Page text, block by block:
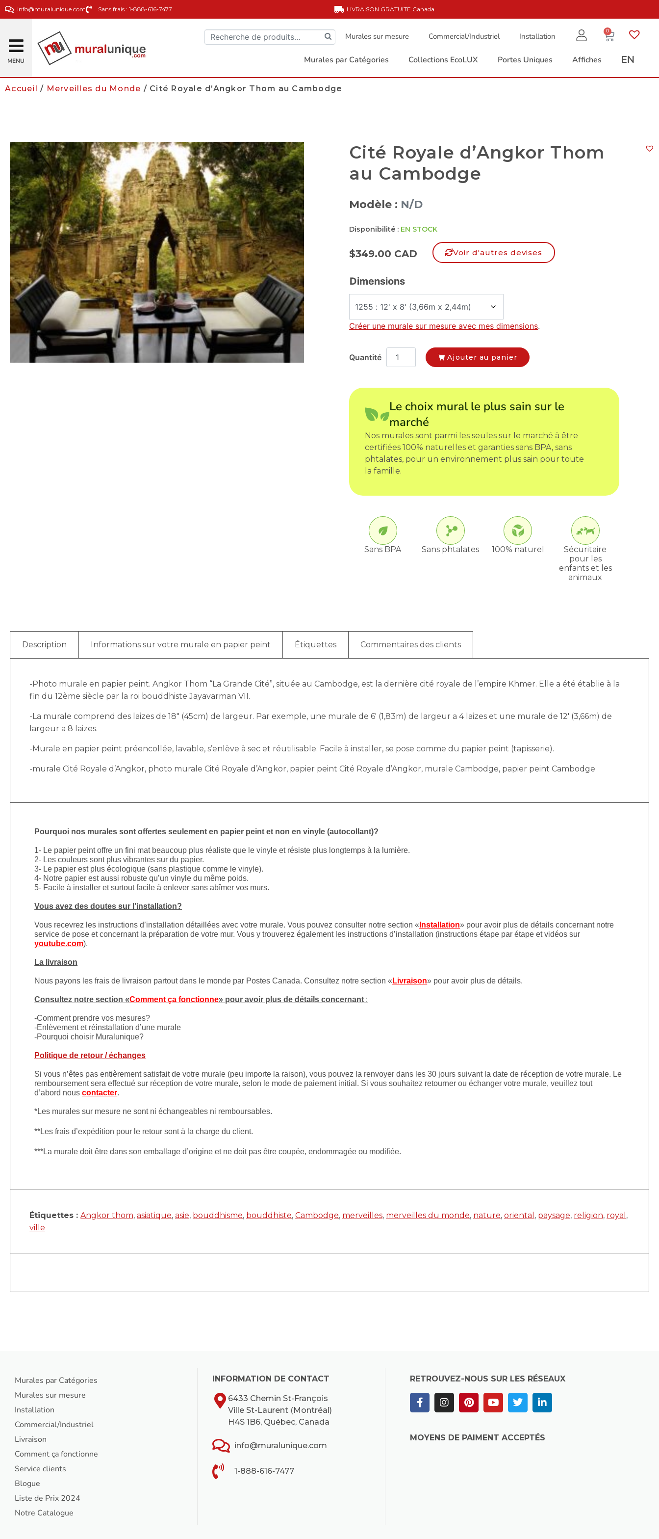
info@muralunique.com Sans frais : 1-888-616-7477 LIVRAISON GRATUITE Canada
MENU
Murales sur mesure Commercial/Industriel Installation
0
Murales par Catégories Collections EcoLUX Portes Uniques Affiches EN
Accueil / Merveilles du Monde / Cité Royale d’Angkor Thom au Cambodge
Cité Royale d’Angkor Thom
au Cambodge
Modèle : N/D
Disponibilité : EN STOCK
$349.00 CAD Voir d'autres devises
Dimensions
Créer une murale sur mesure avec mes dimensions.
Ajouter au panier
Le choix mural le plus sain sur le
marché
Nos murales sont parmi les seules sur le marché à être
certifiées 100% naturelles et garanties sans BPA, sans
phtalates, pour un environnement plus sain pour toute
la famille.
Sans BPA Sans phtalates 100% naturel
Sécuritaire
pour les
enfants et les
animaux
Description Informations sur votre murale en papier peint Étiquettes Commentaires des clients
-Photo murale en papier peint. Angkor Thom “La Grande Cité”, située au Cambodge, est la dernière cité royale de l’empire Khmer. Elle a été établie à la
fin du 12ème siècle par la roi bouddhiste Jayavarman VII.
-La murale comprend des laizes de 18″ (45cm) de largeur. Par exemple, une murale de 6′ (1,83m) de largeur a 4 laizes et une murale de 12′ (3,66m) de
largeur a 8 laizes.
-Murale en papier peint préencollée, lavable, s’enlève à sec et réutilisable. Facile à installer, se pose comme du papier peint (tapisserie).
-murale Cité Royale d’Angkor, photo murale Cité Royale d’Angkor, papier peint Cité Royale d’Angkor, murale Cambodge, papier peint Cambodge
Pourquoi nos murales sont offertes seulement en papier peint et non en vinyle (autocollant)?
1- Le papier peint offre un fini mat beaucoup plus réaliste que le vinyle et résiste plus longtemps à la lumière.
2- Les couleurs sont plus vibrantes sur du papier.
3- Le papier est plus écologique (sans plastique comme le vinyle).
4- Notre papier est aussi robuste qu’un vinyle du même poids.
5- Facile à installer et surtout facile à enlever sans abîmer vos murs.
Vous avez des doutes sur l’installation?
Vous recevrez les instructions d’installation détaillées avec votre murale. Vous pouvez consulter notre section « Installation» pour avoir plus de détails concernant notre
service de pose et concernant la préparation de votre mur. Vous y trouverez également les instructions d’installation (instructions étape par étape et vidéos sur
youtube.com).
La livraison
Nous payons les frais de livraison partout dans le monde par Postes Canada. Consultez notre section « Livraison» pour avoir plus de détails.
Consultez notre section «Comment ça fonctionne» pour avoir plus de détails concernant :
-Comment prendre vos mesures?
-Enlèvement et réinstallation d’une murale
-Pourquoi choisir Muralunique?
Politique de retour / échanges
Si vous n’êtes pas entièrement satisfait de votre murale (peu importe la raison), vous pouvez la renvoyer dans les 30 jours suivant la date de réception de votre murale. Le
remboursement sera effectué sur réception de votre murale, selon le mode de paiement initial. Si vous souhaitez retourner ou échanger votre murale, veuillez tout
d’abord nouscontacter.
*Les murales sur mesure ne sont ni échangeables ni remboursables.
**Les frais d’expédition pour le retour sont à la charge du client.
***La murale doit être dans son emballage d’origine et ne doit pas être coupée, endommagée ou modifiée.
Étiquettes :Angkor thom,asiatique,asie, bouddhisme, bouddhiste,Cambodge, merveilles, merveilles du monde, nature,oriental , paysage, religion, royal ,
ville
Murales par Catégories
Murales sur mesure
Installation
Commercial/Industriel
Livraison
Comment ça fonctionne
Service clients
Blogue
Liste de Prix 2024
Notre Catalogue
INFORMATION DE CONTACT
6433 Chemin St-François
Ville St-Laurent (Montréal)
H4S 1B6, Québec, Canada
info@muralunique.com
1-888-616-7477
RETROUVEZ-NOUS SUR LES RÉSEAUX
MOYENS DE PAIMENT ACCEPTÉS